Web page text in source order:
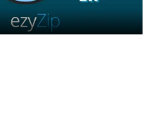
Video